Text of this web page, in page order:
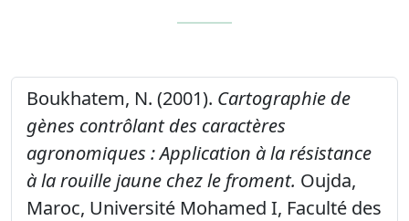
Boukhatem, N. (2001). Cartographie de
gènes contrôlant des caractères
agronomiques : Application à la résistance
à la rouille jaune chez le froment. Oujda,
Maroc, Université Mohamed I, Faculté des